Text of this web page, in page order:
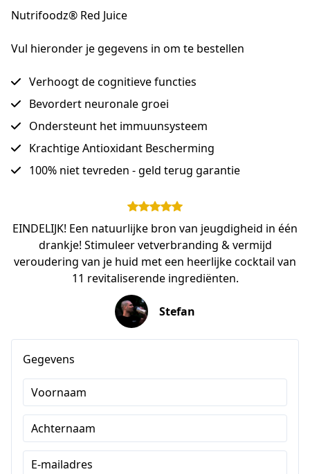
Nutrifoodz® Red Juice
Vul hieronder je gegevens in om te bestellen
Verhoogt de cognitieve functies
Bevordert neuronale groei
Ondersteunt het immuunsysteem
Krachtige Antioxidant Bescherming
100% niet tevreden - geld terug garantie
EINDELIJK! Een natuurlijke bron van jeugdigheid in één
drankje! Stimuleer vetverbranding & vermijd
veroudering van je huid met een heerlijke cocktail van
11 revitaliserende ingrediënten.
Stefan
Gegevens
Voornaam
Achternaam
E-mailadres